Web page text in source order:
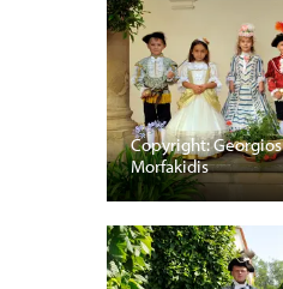
Copyright: Georgios
Morfakidis